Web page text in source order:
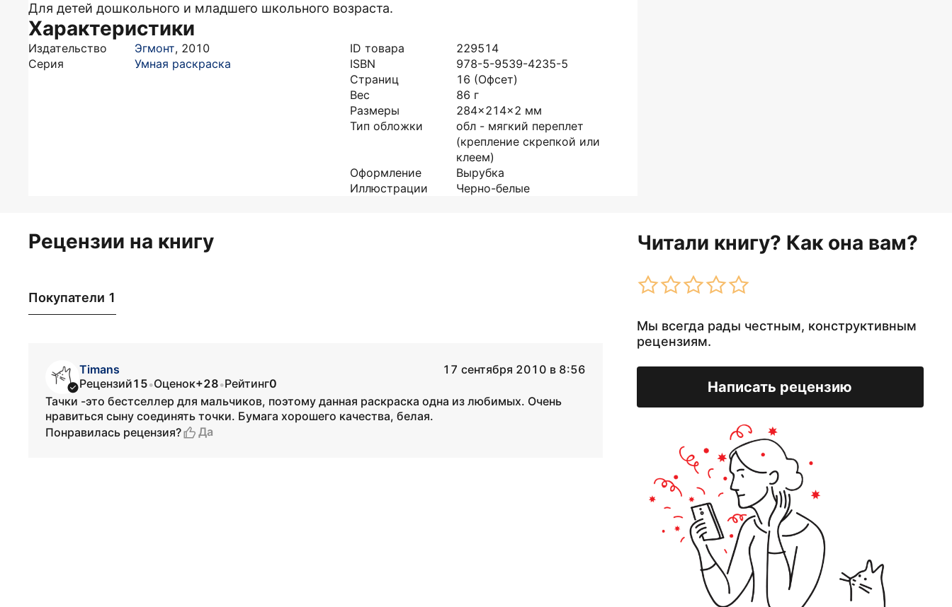
Для детей дошкольного и младшего школьного возраста.
Характеристики
Издательство Эгмонт, 2010
Серия
Умная раскраска
ID товара
229514
ISBN
978-5-9539-4235-5
Страниц
16 (Офсет)
Вес
86 г
Размеры
284x214x2 мм
Тип обложки
обл - мягкий переплет
(крепление скрепкой или
клеем)
Оформление
Вырубка
Иллюстрации
Черно-белые
Рецензии на книгу Читали книгу? Как она вам?
Мы всегда рады честным, конструктивным
рецензиям.
Написать рецензию
Покупатели 1
Timans
17 сентября 2010 в 8:56
Рецензий15•Оценок+28•Рейтинг0
Тачки -это бестселлер для мальчиков, поэтому данная раскраска одна из любимых. Очень
нравиться сыну соединять точки. Бумага хорошего качества, белая.
Понравилась рецензия?
Да